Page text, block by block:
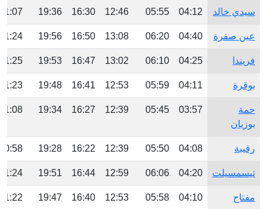
سيدي خالد 04:12
05:55
12:46
16:30
19:36
عين صفرة 04:40
06:20
13:08
16:50
19:56
فريندا 04:25
06:10
13:02
16:47
19:53
بوقرة 04:11
05:59
12:53
16:41
19:48
حمة
بوزيان
03:57
05:45
12:39
16:27
19:34
رقيبة 04:08
05:50
12:39
16:22
19:28
تيسمسيلت 04:20
06:06
12:59
16:44
19:51
مفتاح 04:10
05:58
12:53
16:40
19:47